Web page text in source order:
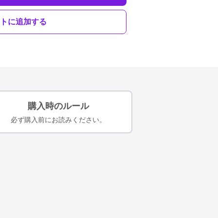
に追加する
購入時のルール
必ず購入前にお読みください。